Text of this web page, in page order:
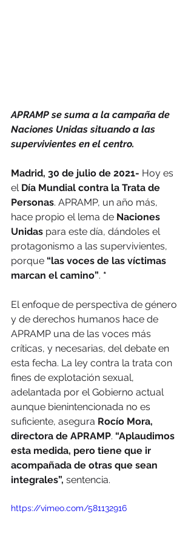
APRAMP se suma a la campaña de
Naciones Unidas situando a las
supervivientes en el centro.
Madrid, 30 de julio de 2021- Hoy es
el Día Mundial contra la Trata de
Personas. APRAMP, un año más,
hace propio el lema de Naciones
Unidas para este día, dándoles el
protagonismo a las supervivientes,
porque “las voces de las víctimas
marcan el camino”. *
El enfoque de perspectiva de género
y de derechos humanos hace de
APRAMP una de las voces más
críticas, y necesarias, del debate en
esta fecha. La ley contra la trata con
fines de explotación sexual,
adelantada por el Gobierno actual
aunque bienintencionada no es
suficiente, asegura Rocío Mora,
directora de APRAMP. “Aplaudimos
esta medida, pero tiene que ir
acompañada de otras que sean
integrales”, sentencia.
https://vimeo.com/581132916